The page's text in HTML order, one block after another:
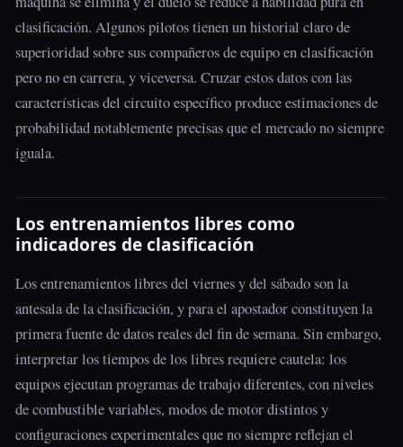
clasificación. Algunos pilotos tienen un historial claro de
superioridad sobre sus compañeros de equipo en clasificación
pero no en carrera, y viceversa. Cruzar estos datos con las
características del circuito específico produce estimaciones de
probabilidad notablemente precisas que el mercado no siempre
iguala.
Los entrenamientos libres como
indicadores de clasificación
Los entrenamientos libres del viernes y del sábado son la
antesala de la clasificación, y para el apostador constituyen la
primera fuente de datos reales del fin de semana. Sin embargo,
interpretar los tiempos de los libres requiere cautela: los
equipos ejecutan programas de trabajo diferentes, con niveles
de combustible variables, modos de motor distintos y
configuraciones experimentales que no siempre reflejan el